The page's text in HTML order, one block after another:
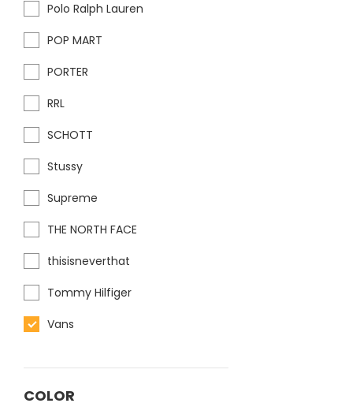
Polo Ralph Lauren
POP MART
PORTER
RRL
SCHOTT
Stussy
Supreme
THE NORTH FACE
thisisneverthat
Tommy Hilfiger
Vans
COLOR